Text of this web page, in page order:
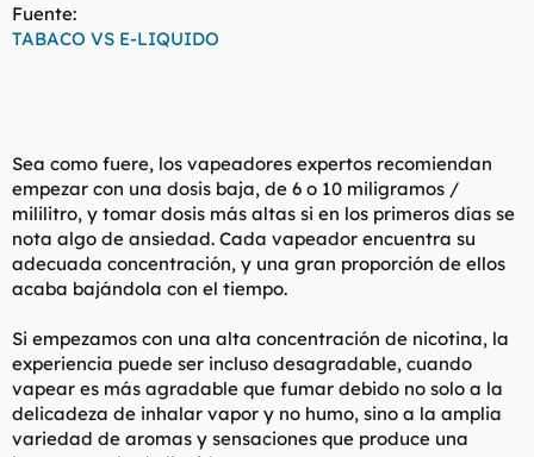
Fuente:
TABACO VS E-LIQUIDO
Sea como fuere, los vapeadores expertos recomiendan
empezar con una dosis baja, de 6 o 10 miligramos /
mililitro, y tomar dosis más altas si en los primeros días se
nota algo de ansiedad. Cada vapeador encuentra su
adecuada concentración, y una gran proporción de ellos
acaba bajándola con el tiempo.
Si empezamos con una alta concentración de nicotina, la
experiencia puede ser incluso desagradable, cuando
vapear es más agradable que fumar debido no solo a la
delicadeza de inhalar vapor y no humo, sino a la amplia
variedad de aromas y sensaciones que produce una